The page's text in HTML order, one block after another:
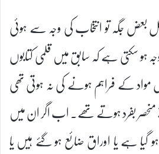
بعض جگہ تو انتخاب کی وجہ سے ہوئی
سکتی ہے کہ سابق میں قلمی کتابوں
کے فراہم ہونے کی نہ ہوتی تھی
منحصر بفرد ہوتے تھے۔ اب اگر ان میں
گیا ہے یا اوراق ضائع ہو گئے ہیں یا